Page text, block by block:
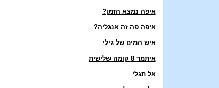
איפה נמצא הזמן?
איפה פה זה אנגליה?
איש המים של גילי
איתמר 8 קומה שלישית
אל תגלי